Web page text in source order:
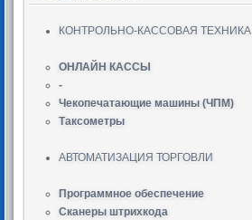
КОНТРОЛЬНО-КАССОВАЯ ТЕХНИКА
ОНЛАЙН КАССЫ
-
Чекопечатающие машины (ЧПМ)
Таксометры
АВТОМАТИЗАЦИЯ ТОРГОВЛИ
Программное обеспечение
Сканеры штрихкода